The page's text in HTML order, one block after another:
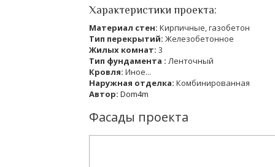
Характеристики проекта:
Материал стен: Кирпичные, газобетон
Тип перекрытий: Железобетонное
Жилых комнат: 3
Тип фундамента : Ленточный
Кровля: Иное...
Наружная отделка: Комбинированная
Автор: Dom4m
Фасады проекта